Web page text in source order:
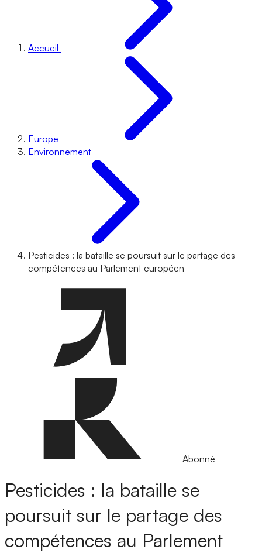
Accueil
Europe
Environnement
Pesticides : la bataille se poursuit sur le partage des
compétences au Parlement européen
Abonné
Pesticides : la bataille se
poursuit sur le partage des
compétences au Parlement